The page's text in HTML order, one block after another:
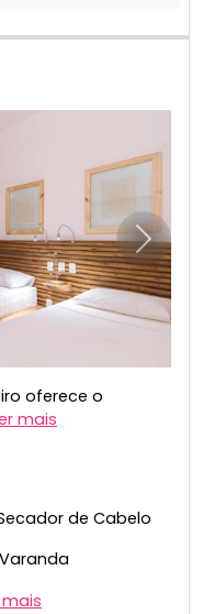
oferece o
mais
de Cabelo
Varanda